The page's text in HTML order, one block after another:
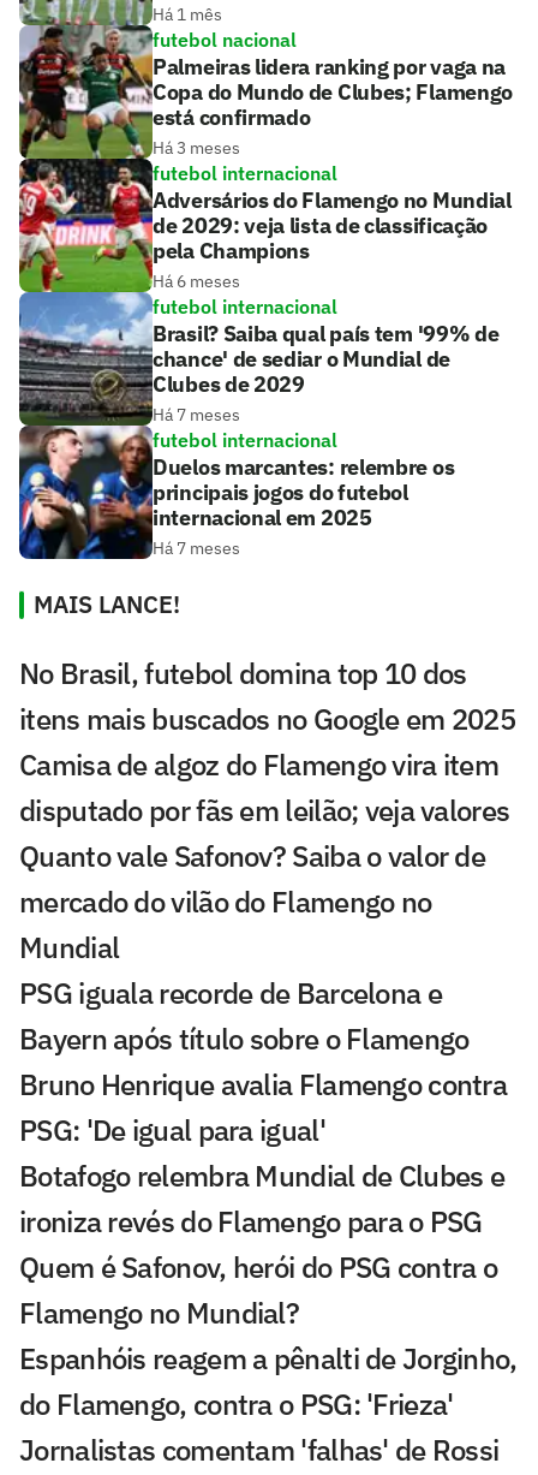
Há 1 mês
futebol nacional
Palmeiras lidera ranking por vaga na
Copa do Mundo de Clubes; Flamengo
está confirmado
Há 3 meses
futebol internacional
Adversários do Flamengo no Mundial
de 2029: veja lista de classificação
pela Champions
Há 6 meses
futebol internacional
Brasil? Saiba qual país tem '99% de
chance' de sediar o Mundial de
Clubes de 2029
Há 7 meses
futebol internacional
Duelos marcantes: relembre os
principais jogos do futebol
internacional em 2025
Há 7 meses
MAIS LANCE!
No Brasil, futebol domina top 10 dos
itens mais buscados no Google em 2025
Camisa de algoz do Flamengo vira item
disputado por fãs em leilão; veja valores
Quanto vale Safonov? Saiba o valor de
mercado do vilão do Flamengo no
Mundial
PSG iguala recorde de Barcelona e
Bayern após título sobre o Flamengo
Bruno Henrique avalia Flamengo contra
PSG: 'De igual para igual'
Botafogo relembra Mundial de Clubes e
ironiza revés do Flamengo para o PSG
Quem é Safonov, herói do PSG contra o
Flamengo no Mundial?
Espanhóis reagem a pênalti de Jorginho,
do Flamengo, contra o PSG: 'Frieza'
Jornalistas comentam 'falhas' de Rossi